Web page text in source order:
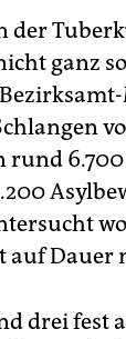
der
ganz
rund
auf Dauer
drei